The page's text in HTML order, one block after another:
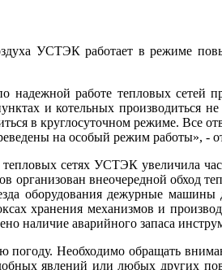
УСТЭК работает в режиме
надежной работе тепловых
и котельных производиться
в круглосуточном режиме. Все
на особый режим
сетях УСТЭК увеличила
внеочередной обход
оборудования дежурные
хранения механизмов и
наличие аварийного запаса
Необходимо обращать
явлений или любых других